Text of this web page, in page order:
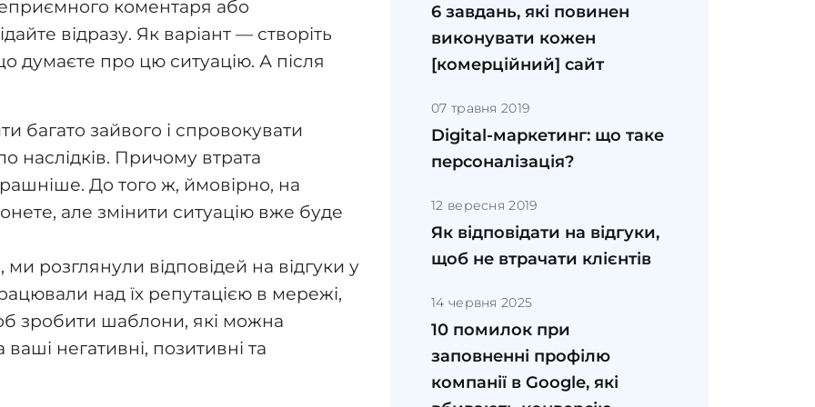
коментаря або
відразу. Як варіант — створіть
думаєте про цю ситуацію. А після
багато зайвого і спровокувати
наслідків. Причому втрата
До того ж, ймовірно, на
але змінити ситуацію вже буде
розглянули відповідей на відгуки у
над їх репутацією в мережі,
зробити шаблони, які можна
негативні, позитивні та
6 завдань, які повинен
виконувати кожен
[комерційний] сайт
Digital-маркетинг: що таке
персоналізація?
07 травня 2019
Як відповідати на відгуки,
щоб не втрачати клієнтів
12 вересня 2019
10 помилок при
заповненні профілю
компанії в Google, які
14 червня 2025